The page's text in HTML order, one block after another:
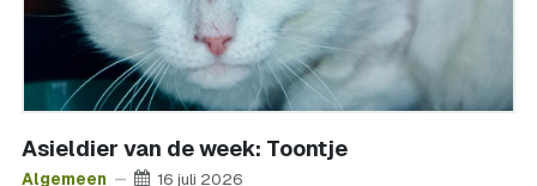
Asieldier van de week: Toontje
Algemeen 16 juli 2026